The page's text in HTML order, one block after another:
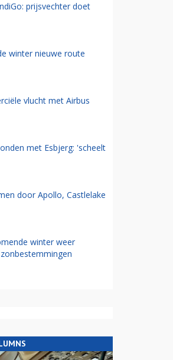
prijsvechter doet
winter nieuwe route
vlucht met Airbus
met Esbjerg: 'scheelt
door Apollo, Castlelake
winter weer